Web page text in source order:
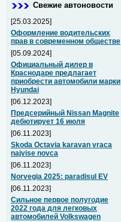
Свежие автоновости
[25.03.2025]
Оформление водительских
прав в современном обществе
[05.09.2024]
Официальный дилер в
Краснодаре предлагает
приобрести автомобили марки
Hyundai
[06.12.2023]
Предсерийный Nissan Magnite
дебютирует 16 июля
[06.11.2023]
Skoda Octavia karavan vraca
najvise novca
[06.11.2023]
Norvegia 2025: paradisul EV
[06.11.2023]
Сильное первое полугодие
2022 года для легковых
автомобилей Volkswagen